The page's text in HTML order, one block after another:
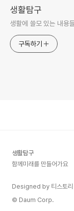
생활탐구
생활에 쓸모 있는 내용
구독하기
생활탐구
함께미래를 만들어가요
Designed by 티스토리
© Daum Corp.